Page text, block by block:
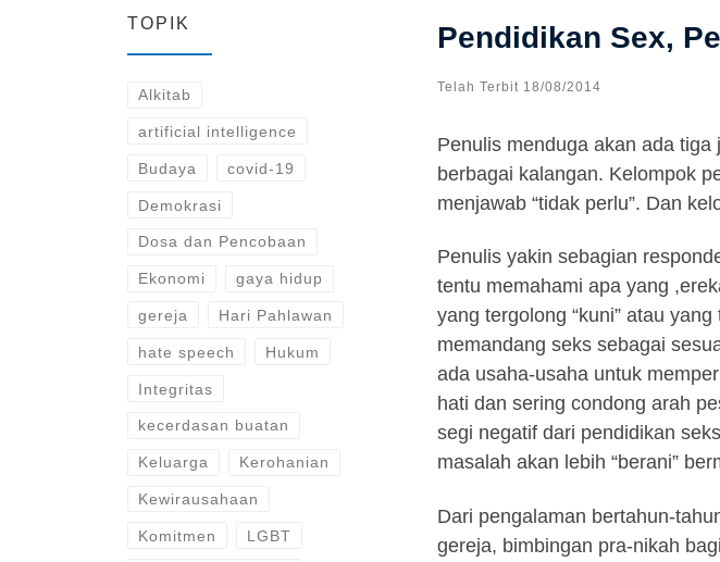
Pendidikan Sex,
Telah Terbit 18/08/2014
Penulis menduga akan ada
berbagai kalangan. Kelompok
menjawab “tidak perlu”. Dan
Penulis yakin sebagian
tentu memahami apa yang
yang tergolong “kuni” atau
memandang seks sebagai
ada usaha-usaha untuk
hati dan sering condong arah
segi negatif dari pendidikan
masalah akan lebih “berani”
Dari pengalaman bertahun-
gereja, bimbingan pra-nikah
TOPIK
Alkitab
artificial intelligence
Budaya covid-19
Demokrasi
Dosa dan Pencobaan
Ekonomi gaya hidup
gereja Hari Pahlawan
hate speech Hukum
Integritas
kecerdasan buatan
Keluarga Kerohanian
Kewirausahaan
Komitmen LGBT